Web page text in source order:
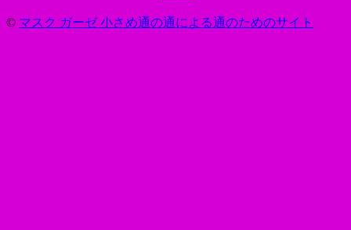
© マスク ガーゼ 小さめ通の通による通のためのサイト